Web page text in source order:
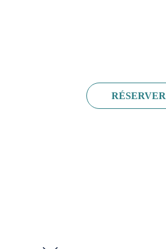
RÉSERVER